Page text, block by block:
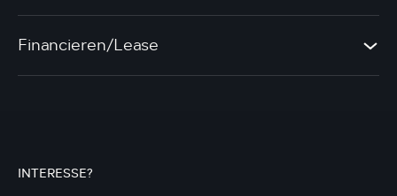
Financieren/Lease
INTERESSE?